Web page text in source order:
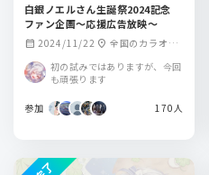
白銀ノエルさん生誕祭2024記念
ファン企画～応援広告放映～
calendar_month 2024/11/22 location_on 全国のカラオケ
初の試みではありますが、今回
も頑張ります
参加 170人